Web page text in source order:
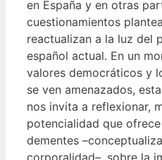
en España y en otras
cuestionamientos
reactualizan a la luz del
español actual. En un
valores democráticos y
se ven amenazados,
nos invita a reflexionar,
potencialidad que
dementes
corporalidad–, sobre la